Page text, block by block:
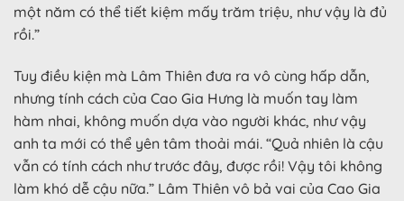
một năm có thể tiết kiệm mấy trăm triệu, như vậy là đủ
rồi.”
Tuy điều kiện mà Lâm Thiên đưa ra vô cùng hấp dẫn,
nhưng tính cách của Cao Gia Hưng là muốn tay làm
hàm nhai, không muốn dựa vào người khác, như vậy
anh ta mới có thể yên tâm thoải mái. “Quả nhiên là cậu
vẫn có tính cách như trước đây, được rồi! Vậy tôi không
làm khó dễ cậu nữa.” Lâm Thiên vô bả vai của Cao Gia